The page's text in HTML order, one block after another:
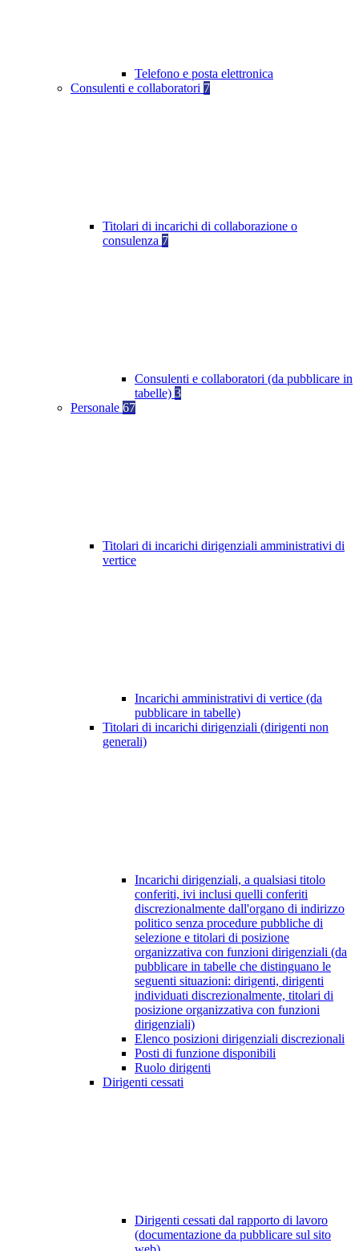
Telefono e posta elettronica
Consulenti e collaboratori 7
Titolari di incarichi di collaborazione o
consulenza 7
Consulenti e collaboratori (da pubblicare in
tabelle) 3
Personale 67
Titolari di incarichi dirigenziali amministrativi di
vertice
Incarichi amministrativi di vertice (da
pubblicare in tabelle)
Titolari di incarichi dirigenziali (dirigenti non
generali)
Incarichi dirigenziali, a qualsiasi titolo
conferiti, ivi inclusi quelli conferiti
discrezionalmente dall'organo di indirizzo
politico senza procedure pubbliche di
selezione e titolari di posizione
organizzativa con funzioni dirigenziali (da
pubblicare in tabelle che distinguano le
seguenti situazioni: dirigenti, dirigenti
individuati discrezionalmente, titolari di
posizione organizzativa con funzioni
dirigenziali)
Elenco posizioni dirigenziali discrezionali
Posti di funzione disponibili
Ruolo dirigenti
Dirigenti cessati
Dirigenti cessati dal rapporto di lavoro
(documentazione da pubblicare sul sito